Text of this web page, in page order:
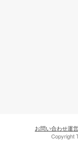
お問い合わせ運
Copyright